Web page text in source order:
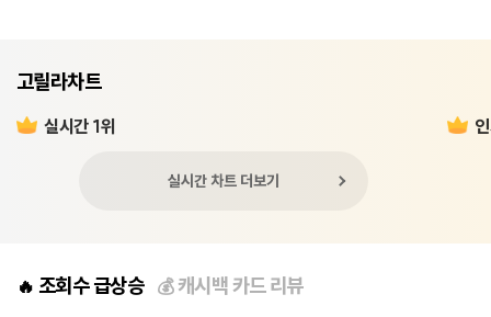
고릴라차트
실시간 1위
실시간 차트 더보기
🔥 조회수 급상승 💰캐시백 카드 리뷰